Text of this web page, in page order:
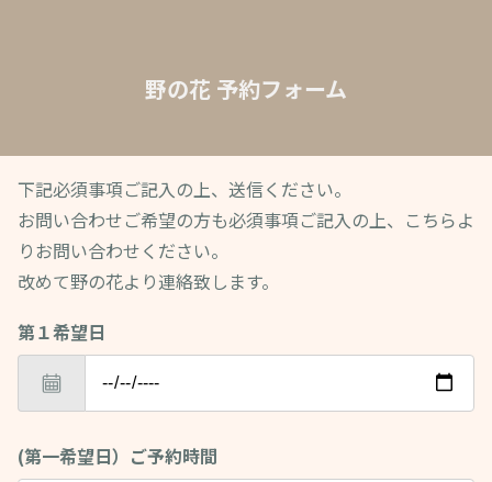
野の花 予約フォーム
下記必須事項ご記入の上、送信ください。
お問い合わせご希望の方も必須事項ご記入の上、こちらよ
りお問い合わせください。
改めて野の花より連絡致します。
第１希望日
(第一希望日）ご予約時間